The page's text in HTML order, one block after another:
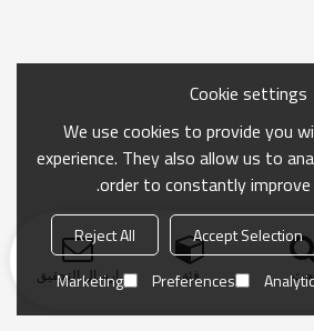
فئة ارسال التحقيق
Cookie settings
We use cookies to provide you
experience. They also allow us to
order to constantly
Accept Selection
Reject All
Preferences
Marketing